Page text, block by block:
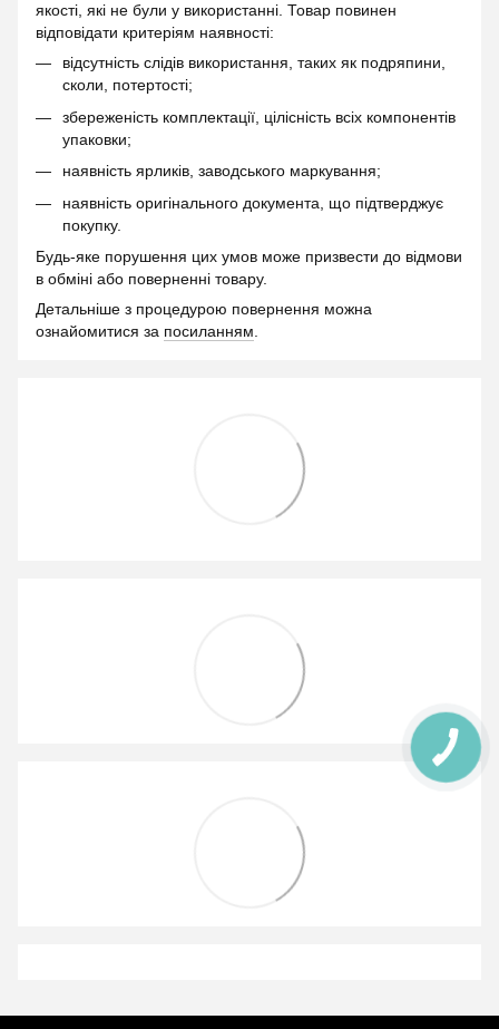
якості, які не були у використанні. Товар повинен
відповідати критеріям наявності:
відсутність слідів використання, таких як подряпини,
сколи, потертості;
збереженість комплектації, цілісність всіх компонентів
упаковки;
наявність ярликів, заводського маркування;
наявність оригінального документа, що підтверджує
покупку.
Будь-яке порушення цих умов може призвести до відмови
в обміні або поверненні товару.
Детальніше з процедурою повернення можна
ознайомитися за посиланням